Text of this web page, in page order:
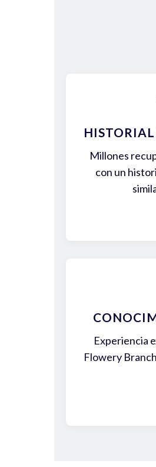
Millones
con un
Experiencia
Flowery